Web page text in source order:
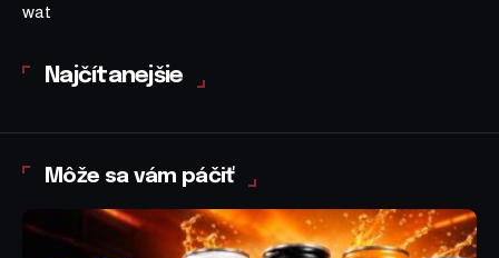
wat
Najčítanejšie
Môže sa vám páčiť